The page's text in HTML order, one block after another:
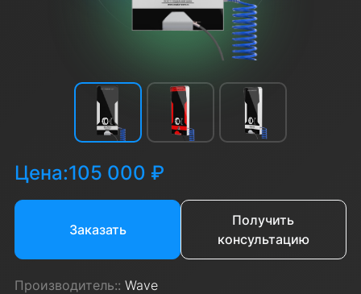
Цена:105 000 ₽
Заказать
Получить
консультацию
Производитель::Wave